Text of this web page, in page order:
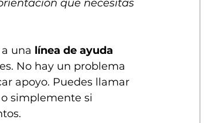
que necesitas
una línea de ayuda
No hay un problema
apoyo. Puedes llamar
simplemente si